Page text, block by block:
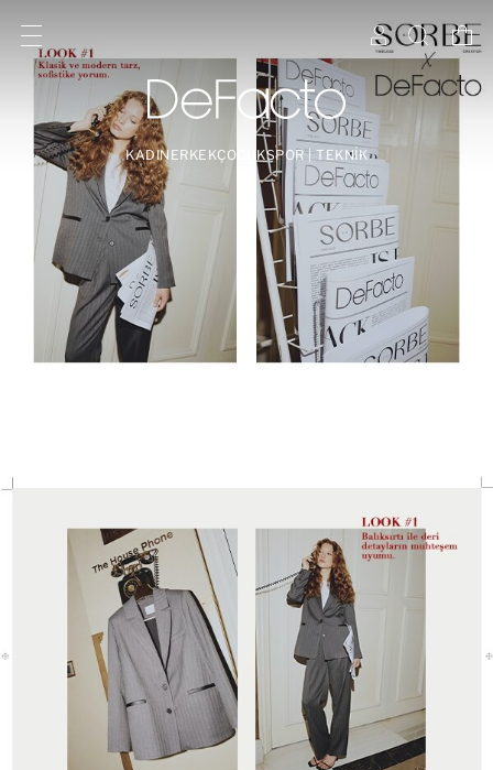
KADIN ERKEKÇOCUKSPOR | TEKNİK